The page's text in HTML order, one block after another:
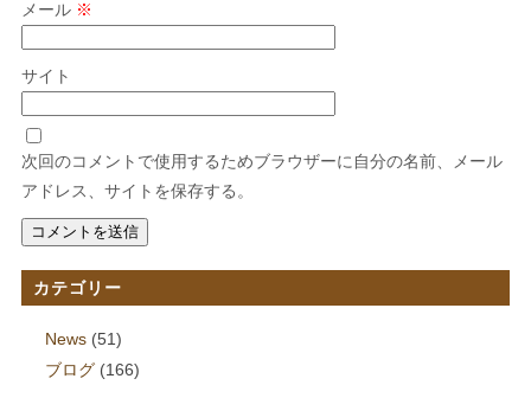
メール ※
サイト
次回のコメントで使用するためブラウザーに自分の名前、メール
アドレス、サイトを保存する。
カテゴリー
News(51)
ブログ(166)